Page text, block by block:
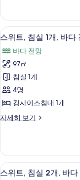
두
보
기
히
보
기
스
트,
침
실
1
개,
바
전
망
사
8
스위트, 침실 1개, 바다
바다 전망
97㎡
침실 1개
4명
킹사이즈침대 1개
자세히 보기
스
실
개,
스 9
스위트, 침실 2개, 바다